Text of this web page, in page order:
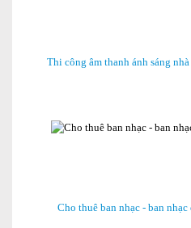
Thi công âm thanh ánh sáng
Cho thuê ban nhạc - ban